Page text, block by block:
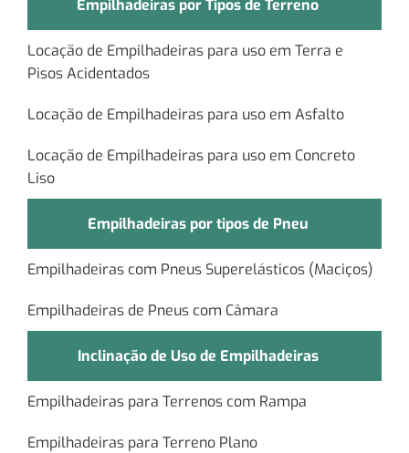
Empilhadeiras por Tipos de Terreno
Locação de Empilhadeiras para uso em Terra e
Pisos Acidentados
Locação de Empilhadeiras para uso em Asfalto
Locação de Empilhadeiras para uso em Concreto
Liso
Empilhadeiras por tipos de Pneu
Empilhadeiras com Pneus Superelásticos (Maciços)
Empilhadeiras de Pneus com Câmara
Inclinação de Uso de Empilhadeiras
Empilhadeiras para Terrenos com Rampa
Empilhadeiras para Terreno Plano